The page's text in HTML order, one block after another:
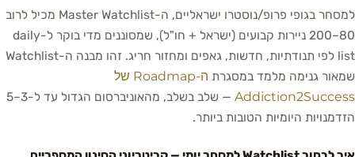
למסחר בגופי פרופ/נוסטרו ישראליים, ה-Master Watchlist מכיל לרוב
80–200 ניירות קבועים (ישראל + חו"ל), שמסוננים מדי בוקר ל-daily
list לפי תנודתיות, חדשות, גאפים ומחזור חריג. זהו מבנה ה-Watchlist
שמאור גנימה מלמד במסגרת
ה-Roadmap של
Addiction2Success
— שלב בשלב, מהאוניברסום הגדול עד ל-3–5
הזדמנויות היומיות הטובות ביותר.